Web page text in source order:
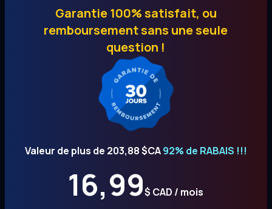
Garantie 100% satisfait, ou
remboursement sans une seule
question !
Valeur de plus de 203,88 $CA92% de RABAIS !!!
16,99$ CAD / mois